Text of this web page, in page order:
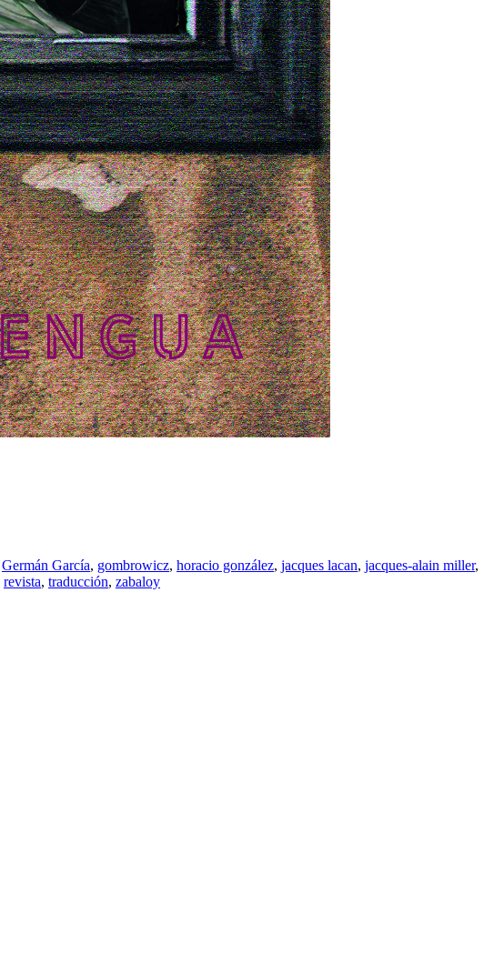
Germán García, gombrowicz, horacio gonzález, jacques lacan, jacques-alain miller,
revista, traducción, zabaloy